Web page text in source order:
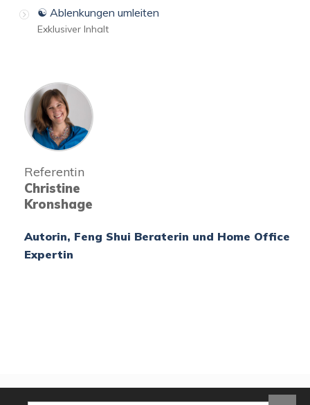
☯️ Ablenkungen umleiten
Exklusiver Inhalt
Referentin
Christine
Kronshage
Autorin, Feng Shui Beraterin und Home Office
Expertin